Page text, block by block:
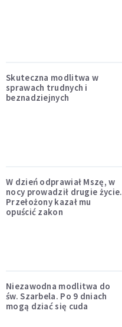
Skuteczna modlitwa w
sprawach trudnych i
beznadziejnych
W dzień odprawiał Mszę, w
nocy prowadził drugie życie.
Przełożony kazał mu
opuścić zakon
Niezawodna modlitwa do
św. Szarbela. Po 9 dniach
mogą dziać się cuda